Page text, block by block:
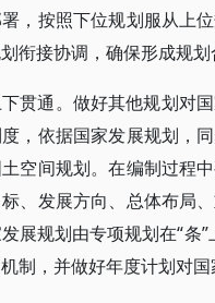
，按照下位规划服从上
衔接协调，确保形成规划
贯通。做好其他规划对
，依据国家发展规划，
空间规划。在编制过程
、发展方向、总体布局
展规划由专项规划在“条
制，并做好年度计划对国